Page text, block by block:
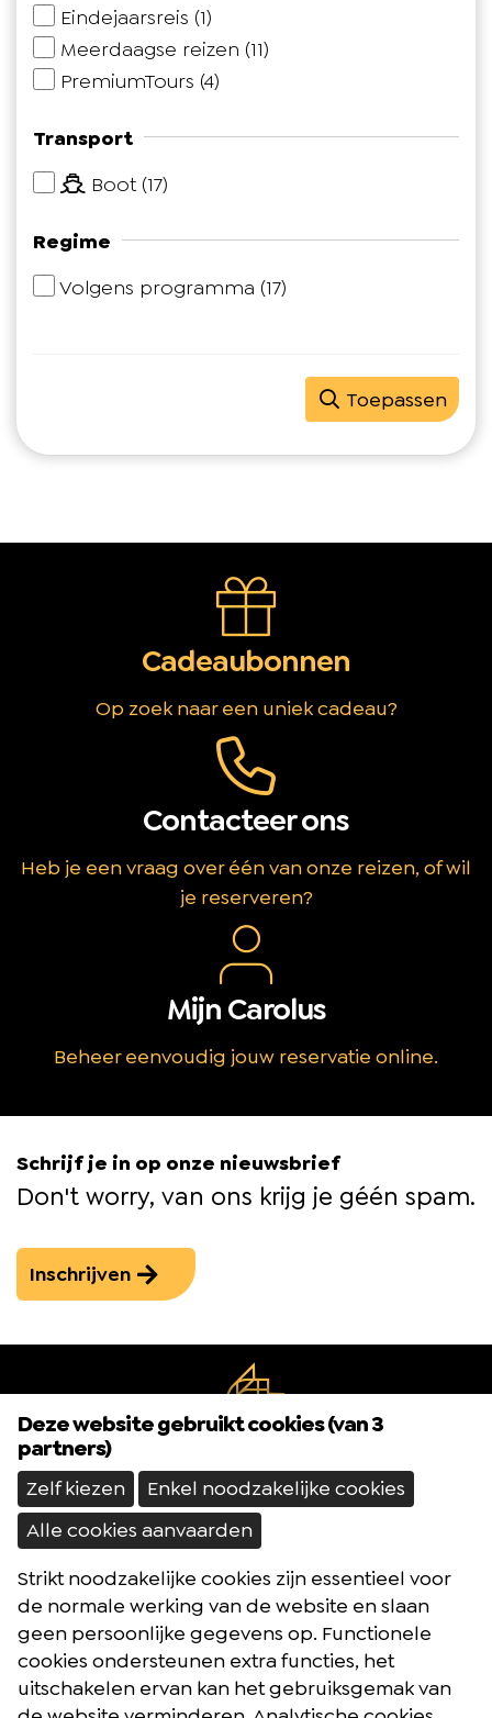
Eindejaarsreis (1)
Meerdaagse reizen (11)
PremiumTours (4)
Transport
Boot (17)
Regime
Volgens programma (17)
Toepassen
Cadeaubonnen
Op zoek naar een uniek cadeau?
Contacteer ons
Heb je een vraag over één van onze reizen, of wil
je reserveren?
Mijn Carolus
Beheer eenvoudig jouw reservatie online.
Schrijf je in op onze nieuwsbrief
Don't worry, van ons krijg je géén spam.
Inschrijven
Brochures
Reisblog
Algemene voorwaarden
Reisverzekering
Deze website gebruikt cookies (van 3
partners)
Zelf kiezen
Enkel noodzakelijke cookies
Alle cookies aanvaarden
Strikt noodzakelijke cookies zijn essentieel voor
de normale werking van de website en slaan
geen persoonlijke gegevens op. Functionele
cookies ondersteunen extra functies, het
uitschakelen ervan kan het gebruiksgemak van